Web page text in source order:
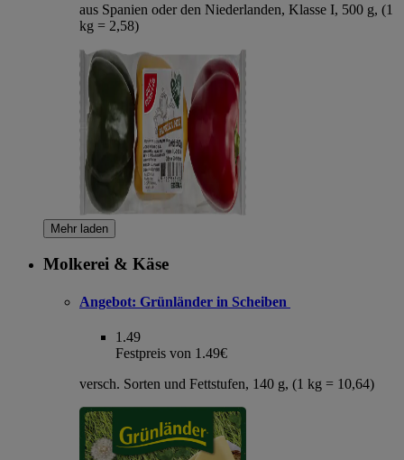
aus Spanien oder den Niederlanden, Klasse I, 500 g, (1
kg = 2,58)
Mehr laden
Molkerei & Käse
Angebot: Grünländer in Scheiben
1.49
Festpreis von 1.49€
versch. Sorten und Fettstufen, 140 g, (1 kg = 10,64)